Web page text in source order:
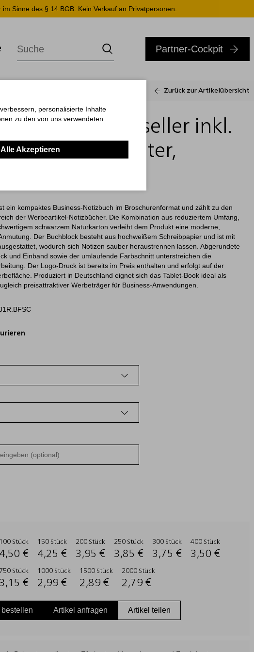
Sinne des § 14 BGB. Kein Verkauf an Privatpersonen.
Partner-Cockpit
Zurück zur Artikelübersicht
Book Slim Bestseller inkl.
A4, Punktraster,
ein kompaktes Business-Notizbuch im Broschurenformat und zählt zu den
der Werbeartikel-Notizbücher. Die Kombination aus reduziertem Umfang,
schwarzem Naturkarton verleiht dem Produkt eine moderne,
Der Buchblock besteht aus hochweißem Schreibpapier und ist mit
wodurch sich Notizen sauber heraustrennen lassen. Abgerundete
und Einband sowie der umlaufende Farbschnitt unterstreichen die
Der Logo-Druck ist bereits im Preis enthalten und erfolgt auf der
Produziert in Deutschland eignet sich das Tablet-Book ideal als
preisattraktiver Werbeträger für Business-Anwendungen.
100 Stück
4,50 €
150 Stück
4,25 €
200 Stück
3,95 €
250 Stück
3,85 €
300 Stück
3,75 €
400 Stück
3,50 €
750 Stück
3,15 €
1000 Stück
2,99 €
1500 Stück
2,89 €
2000 Stück
2,79 €
bestellen Artikel anfragen Artikel teilen
personalisierte Inhalte
zu den von uns verwendeten
Alle Akzeptieren